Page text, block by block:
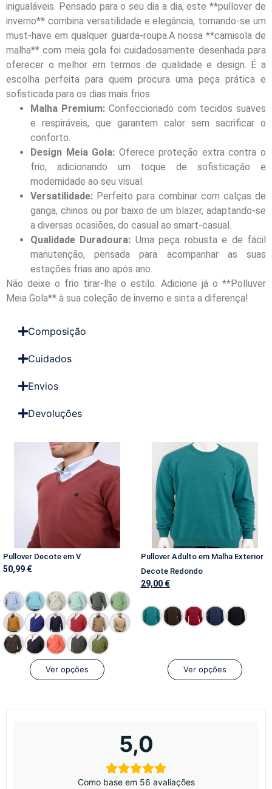
inigualáveis. Pensado para o seu dia a dia, este **pullover de
inverno** combina versatilidade e elegância, tornando-se um
must-have em qualquer guarda-roupa.A nossa **camisola de
malha** com meia gola foi cuidadosamente desenhada para
oferecer o melhor em termos de qualidade e design. É a
escolha perfeita para quem procura uma peça prática e
sofisticada para os dias mais frios.
Malha Premium: Confeccionado com tecidos suaves
e respiráveis, que garantem calor sem sacrificar o
conforto.
Design Meia Gola: Oferece proteção extra contra o
frio, adicionando um toque de sofisticação e
modernidade ao seu visual.
Versatilidade: Perfeito para combinar com calças de
ganga, chinos ou por baixo de um blazer, adaptando-se
a diversas ocasiões, do casual ao smart-casual.
Qualidade Duradoura: Uma peça robusta e de fácil
manutenção, pensada para acompanhar as suas
estações frias ano após ano.
Não deixe o frio tirar-lhe o estilo. Adicione já o **Polluver
Meia Gola** à sua coleção de inverno e sinta a diferença!
Composição
Cuidados
Envios
Devoluções
Pullover Decote em V
50,99 €
Ver opções
Pullover Adulto em Malha Exterior
Decote Redondo
29,00 €
Ver opções
5,0
Como base em 56 avaliações